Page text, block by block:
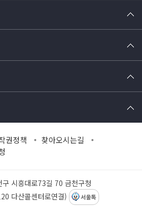
권정책
찾아오시는길
구 시흥대로73길 70금천구청
다산콜센터로연결)
서울톡